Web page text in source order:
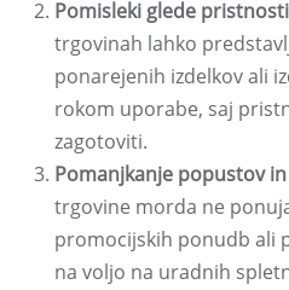
Pomisleki glede
trgovinah lahko
ponarejenih izdelkov ali
rokom uporabe, saj
zagotoviti.
Pomanjkanje popustov
trgovine morda ne
promocijskih ponudb ali
na voljo na uradnih